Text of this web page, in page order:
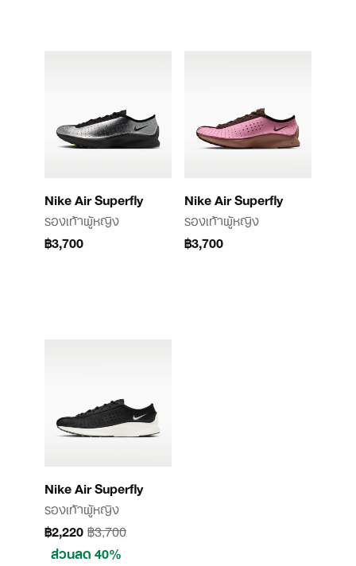
Nike Air Superfly
รองเท้าผู้หญิง
฿3,700
Nike Air Superfly
รองเท้าผู้หญิง
฿3,700
Nike Air Superfly
รองเท้าผู้หญิง
฿2,220฿3,700
ส่วนลด 40%